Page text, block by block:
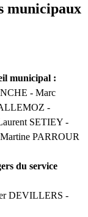
municipaux
municipal :
- Marc
-
SETIEY -
PARROUR
du service
DEVILLERS -